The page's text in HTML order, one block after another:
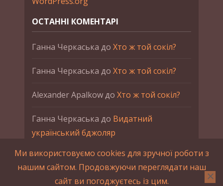
ОСТАННІ КОМЕНТАРІ
Ганна Черкаська до Хто ж той сокіл?
Ганна Черкаська до Хто ж той сокіл?
Alexander Apalkowдо Хто ж той сокіл?
Ганна Черкаська до Видатний
український бджоляр
Ганна ЧеркаськадоПетро Франко
Ми використовуємо cookies для зручної роботи з
нашим сайтом. Продовжуючи переглядати наш
сайт ви погоджуєтесь із цим.